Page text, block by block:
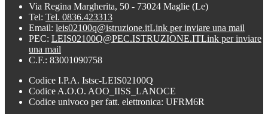
Via Regina Margherita, 50 - 73024 Maglie (Le)
Tel: Tel. 0836.423313
Email: leis02100q@istruzione.itLink per inviare una mail
PEC: LEIS02100Q@PEC.ISTRUZIONE.ITLink per inviare
una mail
C.F.: 83001090758
Codice I.P.A. Istsc-LEIS02100Q
Codice A.O.O. AOO_IISS_LANOCE
Codice univoco per fatt. elettronica: UFRM6R